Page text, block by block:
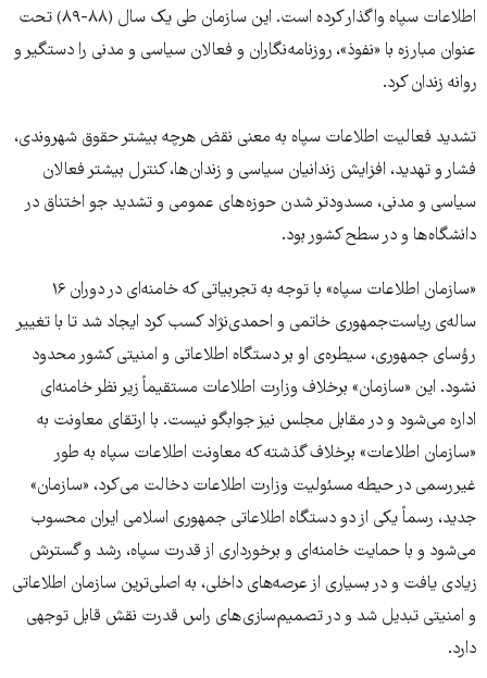
اطلاعات سپاه واگذار کرده است. این سازمان طی یک سال (۸۸-۸۹) تحت
عنوان مبارزه با «نفوذ»، روزنامه نگاران و فعالان سیاسی و مدنی را دستگیر و
روانه زندان‌ کرد.
تشدید فعالیت اطلاعات سپاه به معنی نقض هرچه بیشتر حقوق شهروندی،
فشار و تهدید، افزایش زندانیان سیاسی و زندان ها، کنترل بیشتر فعالان
سیاسی و مدنی، مسدودتر شدن حوزه های عمومی و تشدید جو اختناق در
دانشگاه ها و در سطح کشور بود.
«سازمان اطلاعات سپاه» با توجه به تجربیاتی که خامنه‌ای در دوران ۱۶
ساله‌ی ریاست‌جمهوری خاتمی و احمدی‌نژاد کسب کرد ایجاد شد تا با تغییر
رؤسای جمهوری، سیطره‌ی او بر دستگاه اطلاعاتی و امنیتی کشور محدود
نشود. این «سازمان» برخلاف وزارت اطلاعات مستقیماً زیر نظر خامنه‌ای
اداره می‌شود و در مقابل مجلس نیز جوابگو نیست. با ارتقای معاونت به
«سازمان اطلاعات» برخلاف گذشته که معاونت اطلاعات سپاه به طور
غیررسمی در حیطه مسئولیت وزارت اطلاعات دخالت می‌کرد، «سازمان»
جدید، رسماً یکی از دو دستگاه اطلاعاتی جمهوری اسلامی ایران محسوب
می‌شود و با حمایت خامنه‌‌ای و برخورداری از قدرت سپاه، رشد و گسترش
زیادی یافت و در بسیاری از عرصه‌‌های داخلی، به اصلی‌ترین سازمان اطلاعاتی
و امنیتی تبدیل شد و در تصمیم سازی های راس قدرت نقش قابل توجهی
دارد.